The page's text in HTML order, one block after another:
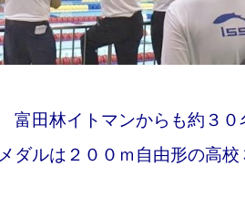
富田林イトマンからも約３０
メダルは２００ｍ自由形の高